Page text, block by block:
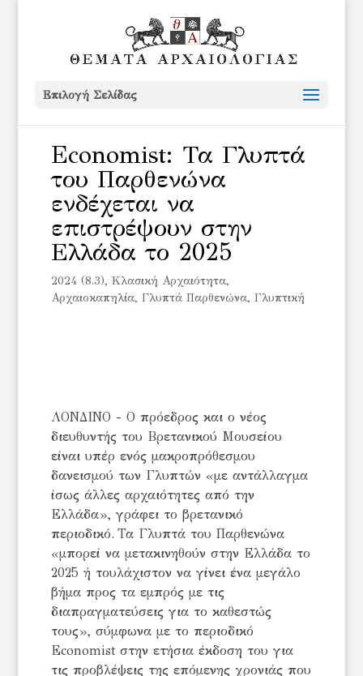
Επιλογή Σελίδας
Economist: Τα Γλυπτά
του Παρθενώνα
ενδέχεται να
επιστρέψουν στην
Ελλάδα το 2025
2024 (8.3), Kλασική Αρχαιότητα,
Αρχαιοκαπηλία, Γλυπτά Παρθενώνα, Γλυπτική
ΛΟΝΔΙΝΟ - Ο πρόεδρος και ο νέος
διευθυντής του Βρετανικού Μουσείου
είναι υπέρ ενός μακροπρόθεσμου
δανεισμού των Γλυπτών «με αντάλλαγμα
ίσως άλλες αρχαιότητες από την
Ελλάδα», γράφει το βρετανικό
περιοδικό. Τα Γλυπτά του Παρθενώνα
«μπορεί να μετακινηθούν στην Ελλάδα το
2025 ή τουλάχιστον να γίνει ένα μεγάλο
βήμα προς τα εμπρός με τις
διαπραγματεύσεις για το καθεστώς
τους», σύμφωνα με το περιοδικό
Economist στην ετήσια έκδοση του για
τις προβλέψεις της επόμενης χρονιάς που